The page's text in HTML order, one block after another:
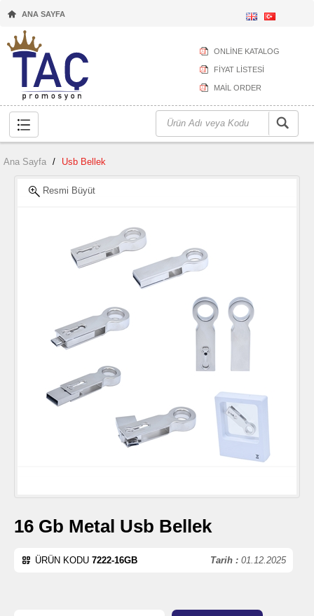
ANA SAYFA
ONLİNE KATALOG
FİYAT LİSTESİ
MAİL ORDER
Ana Sayfa / Usb Bellek
Resmi Büyüt
16 Gb Metal Usb Bellek
Tarih : 01.12.2025
ÜRÜN KODU 7222-16GB